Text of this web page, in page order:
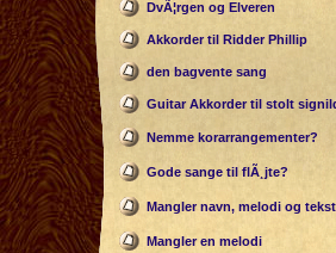
DvÃ¦rgen og Elveren
Akkorder til Ridder Phillip
den bagvente sang
Guitar Akkorder til stolt
Nemme korarrangementer?
Gode sange til flÃ¸jte?
Mangler navn, melodi og
Mangler en melodi